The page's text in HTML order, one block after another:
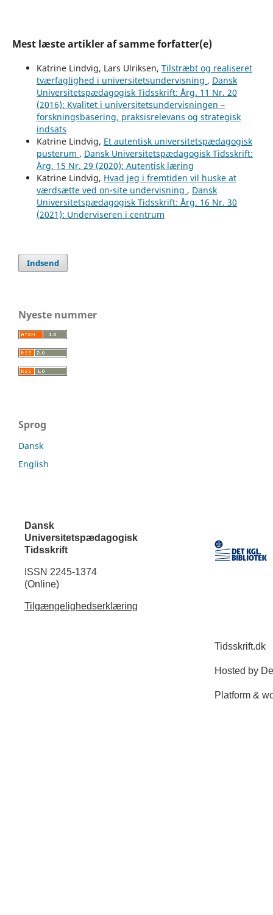
Mest læste artikler af samme forfatter(e)
Katrine Lindvig, Lars Ulriksen, Tilstræbt og realiseret
tværfaglighed i universitetsundervisning , Dansk
Universitetspædagogisk Tidsskrift: Årg. 11 Nr. 20
(2016): Kvalitet i universitetsundervisningen –
forskningsbasering, praksisrelevans og strategisk
indsats
Katrine Lindvig, Et autentisk universitetspædagogisk
pusterum , Dansk Universitetspædagogisk Tidsskrift:
Årg. 15 Nr. 29 (2020): Autentisk læring
Katrine Lindvig, Hvad jeg i fremtiden vil huske at
værdsætte ved on-site undervisning , Dansk
Universitetspædagogisk Tidsskrift: Årg. 16 Nr. 30
(2021): Underviseren i centrum
Indsend
Nyeste nummer
Sprog
Dansk
English
Dansk
Universitetspædagogisk
Tidsskrift
ISSN 2245-1374
(Online)
Tilgængelighedserklæring